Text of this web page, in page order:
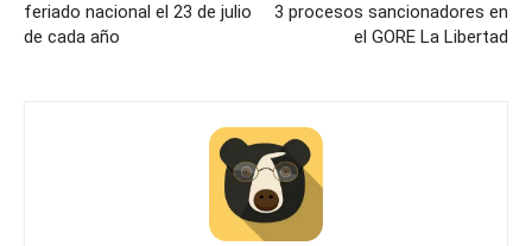
feriado nacional el 23 de julio
de cada año
3 procesos sancionadores en
el GORE La Libertad